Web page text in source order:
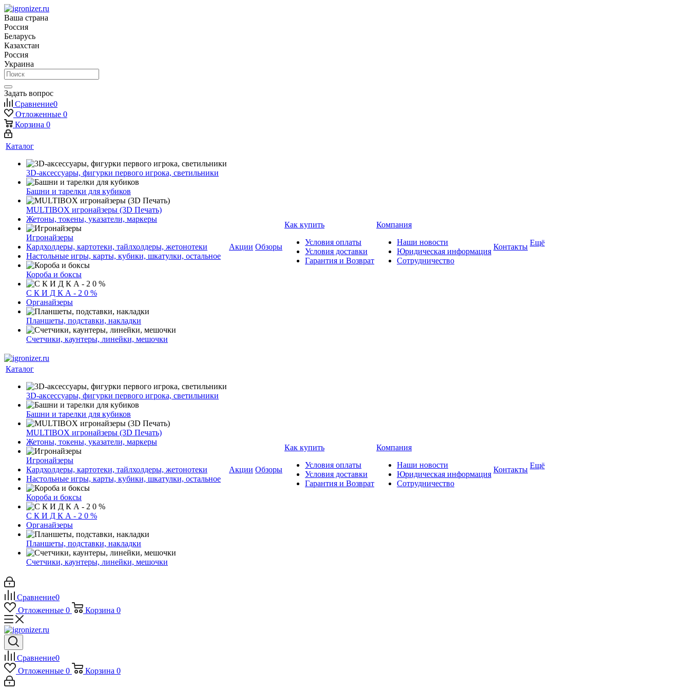
Ваша страна
Россия
Беларусь
Казахстан
Россия
Украина
Задать вопрос
Сравнение0
Отложенные 0
Корзина 0
Каталог
3D-аксессуары, фигурки первого игрока, светильники
Башни и тарелки для кубиков
MULTIBOX игронайзеры (3D Печать)
Жетоны, токены, указатели, маркеры
Игронайзеры
Кардхолдеры, картотеки, тайлхолдеры, жетонотеки
Настольные игры, карты, кубики, шкатулки, остальное
Короба и боксы
С К И Д К А - 2 0 %
Органайзеры
Планшеты, подставки, накладки
Счетчики, каунтеры, линейки, мешочки
Акции Обзоры
Как купить
Условия оплаты
Условия доставки
Гарантия и Возврат
Компания
Наши новости
Юридическая информация
Сотрудничество
Контакты Ещё
Каталог
3D-аксессуары, фигурки первого игрока, светильники
Башни и тарелки для кубиков
MULTIBOX игронайзеры (3D Печать)
Жетоны, токены, указатели, маркеры
Игронайзеры
Кардхолдеры, картотеки, тайлхолдеры, жетонотеки
Настольные игры, карты, кубики, шкатулки, остальное
Короба и боксы
С К И Д К А - 2 0 %
Органайзеры
Планшеты, подставки, накладки
Счетчики, каунтеры, линейки, мешочки
Акции Обзоры
Как купить
Условия оплаты
Условия доставки
Гарантия и Возврат
Компания
Наши новости
Юридическая информация
Сотрудничество
Контакты Ещё
Сравнение0
Отложенные 0 Корзина 0
Сравнение0
Отложенные 0 Корзина 0